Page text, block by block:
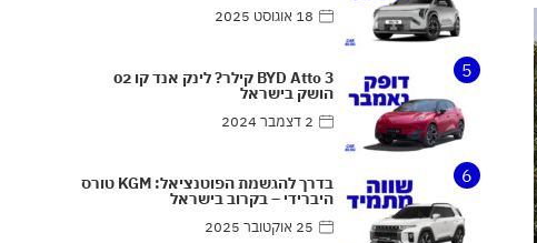
18 אוגוסט 2025
5 BYD Atto 3 קילר? לינק אנד קו 02
הושק בישראל
2 דצמבר 2024
6 בדרך להגשמת הפוטנציאל: KGM טורס
היברידי – בקרוב בישראל
25 אוקטובר 2025